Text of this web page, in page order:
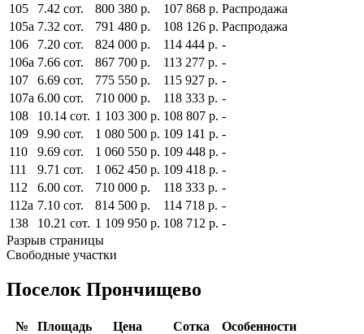
105
7.42 сот. 800 380 р. 107 868 р. Распродажа
105а 7.32 сот. 791 480 р. 108 126 р. Распродажа
106
7.20 сот. 824 000 р. 114 444 р. -
106а 7.66 сот. 867 700 р. 113 277 р. -
107
6.69 сот. 775 550 р. 115 927 р. -
107а 6.00 сот. 710 000 р. 118 333 р. -
108
10.14 сот. 1 103 300 р. 108 807 р. -
109
9.90 сот. 1 080 500 р. 109 141 р. -
110
9.69 сот. 1 060 550 р. 109 448 р. -
111
9.71 сот. 1 062 450 р. 109 418 р. -
112
6.00 сот. 710 000 р. 118 333 р. -
112а 7.10 сот. 814 500 р. 114 718 р. -
138
10.21 сот. 1 109 950 р. 108 712 р. -
Разрыв страницы
Свободные участки
Поселок Прончищево
№ Площадь Цена Сотка
Особенности